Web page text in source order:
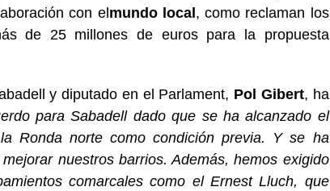
con elmundo local, como reclaman los
de 25 millones de euros para la propuesta
y diputado en el Parlament, Pol Gibert, ha
para Sabadell dado que se ha alcanzado el
Ronda norte como condición previa. Y se ha
nuestros barrios. Además, hemos exigido
comarcales como el Ernest Lluch, que